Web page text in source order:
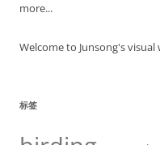
more...
Welcome to Junsong's visual
标签